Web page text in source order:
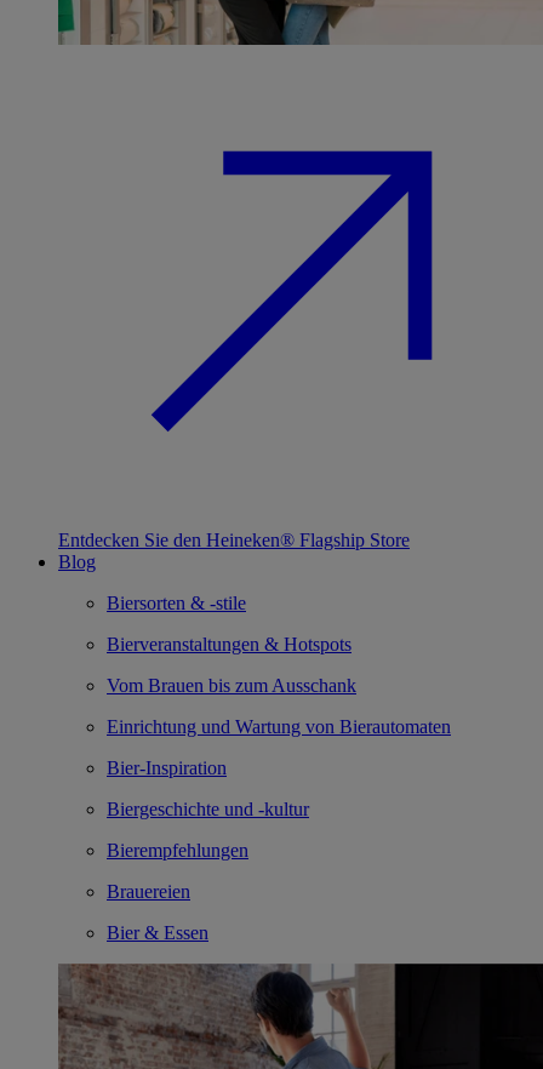
Entdecken Sie den Heineken® Flagship Store
Blog
Biersorten & -stile
Bierveranstaltungen & Hotspots
Vom Brauen bis zum Ausschank
Einrichtung und Wartung von Bierautomaten
Bier-Inspiration
Biergeschichte und -kultur
Bierempfehlungen
Brauereien
Bier & Essen